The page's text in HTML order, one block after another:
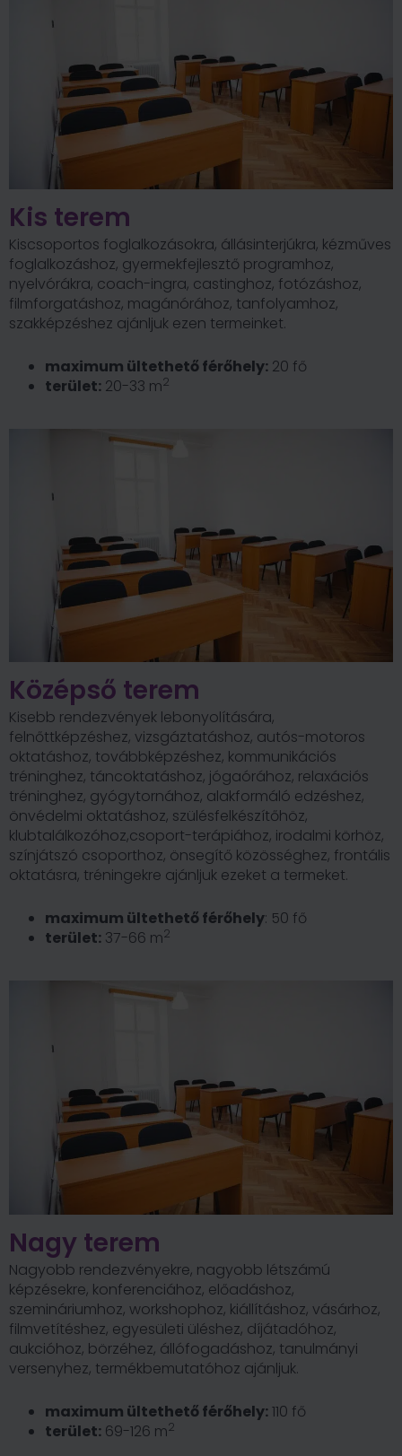
Kis terem
Kiscsoportos foglalkozásokra, állásinterjúkra, kézműves
foglalkozáshoz, gyermekfejlesztő programhoz,
nyelvórákra, coach-ingra, castinghoz, fotózáshoz,
filmforgatáshoz, magánórához, tanfolyamhoz,
szakképzéshez ajánljuk ezen termeinket.
maximum ültethető férőhely: 20 fő
terület: 20-33 m2
Középső terem
Kisebb rendezvények lebonyolítására,
felnőttképzéshez, vizsgáztatáshoz, autós-motoros
oktatáshoz, továbbképzéshez, kommunikációs
tréninghez, táncoktatáshoz, jógaórához, relaxációs
tréninghez, gyógytornához, alakformáló edzéshez,
önvédelmi oktatáshoz, szülésfelkészítőhöz,
klubtalálkozóhoz,csoport-terápiához, irodalmi körhöz,
színjátszó csoporthoz, önsegítő közösséghez, frontális
oktatásra, tréningekre ajánljuk ezeket a termeket.
maximum ültethető férőhely: 50 fő
terület: 37-66 m2
Nagy terem
Nagyobb rendezvényekre, nagyobb létszámú
képzésekre, konferenciához, előadáshoz,
szemináriumhoz, workshophoz, kiállításhoz, vásárhoz,
filmvetítéshez, egyesületi üléshez, díjátadóhoz,
aukcióhoz, börzéhez, állófogadáshoz, tanulmányi
versenyhez, termékbemutatóhoz ajánljuk.
maximum ültethető férőhely:110 fő
terület: 69-126 m2